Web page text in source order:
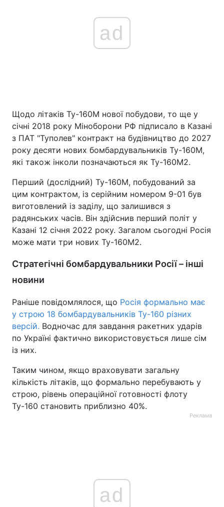
ad
Щодо літаків Ту-160М нової побудови, то ще у
січні 2018 року Міноборони РФ підписало в Казані
з ПАТ "Туполев" контракт на будівництво до 2027
року десяти нових бомбардувальників Ту-160М,
які також інколи позначаються як Ту-160М2.
Перший (дослідний) Ту-160М, побудований за
цим контрактом, із серійним номером 9-01 був
виготовлений із заділу, що залишився з
радянських часів. Він здійснив перший політ у
Казані 12 січня 2022 року. Загалом сьогодні Росія
може мати три нових Ту-160М2.
Стратегічні бомбардувальники Росії – інші
новини
Раніше повідомлялося, що Росія формально має
у строю 18 бомбардувальників Ту-160 різних
версій. Водночас для завдання ракетних ударів
по Україні фактично використовується лише сім
із них.
Таким чином, якщо враховувати загальну
кількість літаків, що формально перебувають у
строю, рівень операційної готовності флоту
Ту-160 становить приблизно 40%.
Реклама
ad